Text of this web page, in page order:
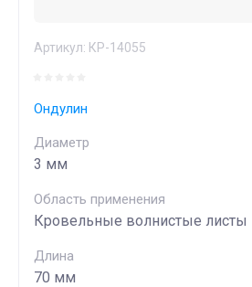
Артикул: КР-14055
Ондулин
Диаметр
3 мм
Область применения
Кровельные волнистые листы
Длина
70 мм